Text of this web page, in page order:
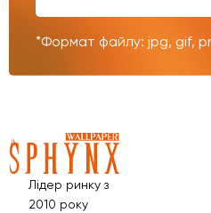
*Формат файлу: jpg, gif,
Лідер ринку з
2010 року